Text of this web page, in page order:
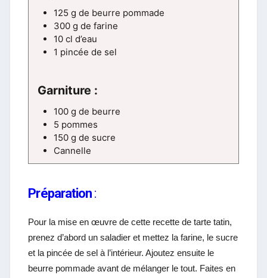
125 g de beurre pommade
300 g de farine
10 cl d’eau
1 pincée de sel
Garniture :
100 g de beurre
5 pommes
150 g de sucre
Cannelle
Préparation :
Pour la mise en œuvre de cette recette de tarte tatin,
prenez d’abord un saladier et mettez la farine, le sucre
et la pincée de sel à l’intérieur. Ajoutez ensuite le
beurre pommade avant de mélanger le tout. Faites en